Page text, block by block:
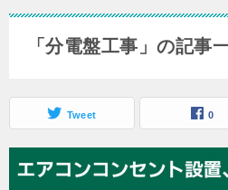
「分電盤工事」の記事
Tweet 0